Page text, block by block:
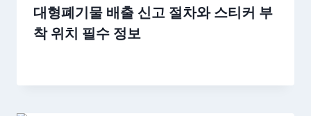
대형폐기물 배출 신고 절차와 스티커 부
착 위치 필수 정보